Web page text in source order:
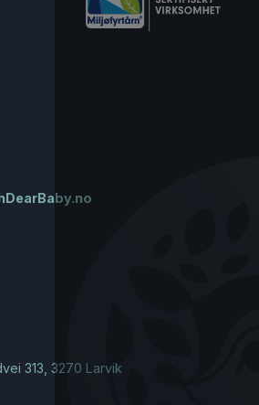
313, 3270 Larvik